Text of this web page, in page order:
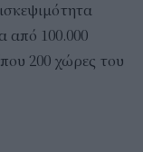
από 100.000
200 χώρες του